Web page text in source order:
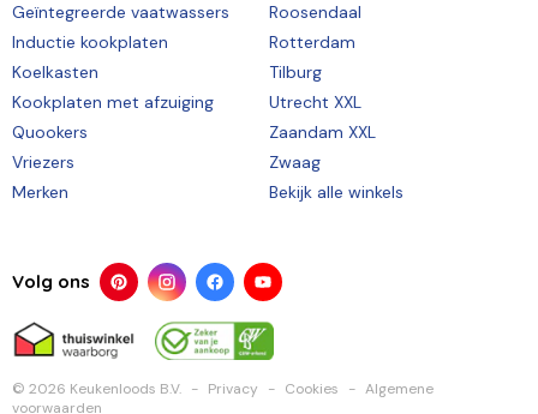
Geïntegreerde vaatwassers
Inductie kookplaten
Koelkasten
Kookplaten met afzuiging
Quookers
Vriezers
Merken
Roosendaal
Rotterdam
Tilburg
Utrecht XXL
Zaandam XXL
Zwaag
Bekijk alle winkels
Volg ons
© 2026 Keukenloods B.V. Privacy Cookies
Algemene
voorwaarden